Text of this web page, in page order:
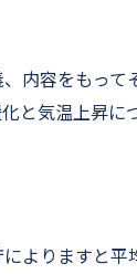
内容をもって
と気温上昇に
よりますと平